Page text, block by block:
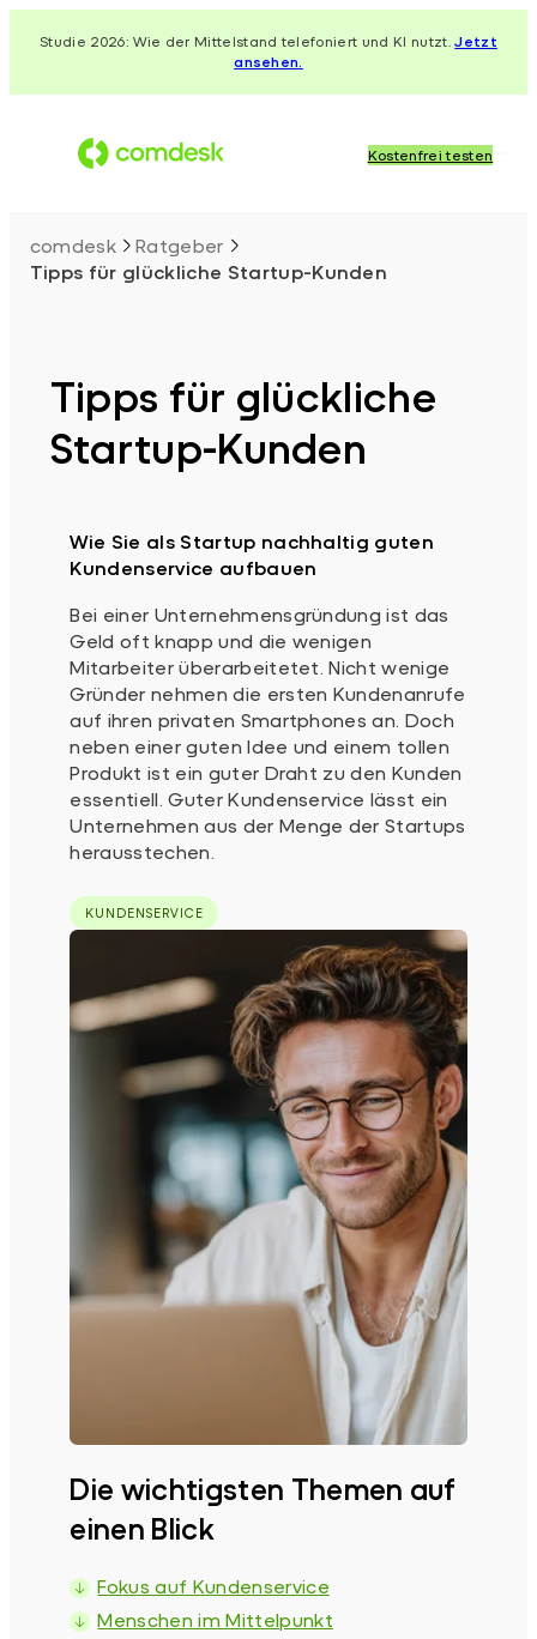
InhaltStudie 2026: Wie der Mittelstand telefoniert und KI nutzt.Jetzt
ansehen.
Kostenfrei testen
comdesk
Ratgeber
Tipps für glückliche Startup-Kunden
Tipps für glückliche
Startup-Kunden
Wie Sie als Startup nachhaltig guten
Kundenservice aufbauen
Bei einer Unternehmensgründung ist das
Geld oft knapp und die wenigen
Mitarbeiter überarbeitetet. Nicht wenige
Gründer nehmen die ersten Kundenanrufe
auf ihren privaten Smartphones an. Doch
neben einer guten Idee und einem tollen
Produkt ist ein guter Draht zu den Kunden
essentiell. Guter Kundenservice lässt ein
Unternehmen aus der Menge der Startups
herausstechen.
KUNDENSERVICE
Die wichtigsten Themen auf
einen Blick
Fokus auf Kundenservice
Menschen im Mittelpunkt